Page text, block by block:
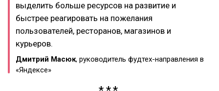
выделить больше ресурсов на развитие и
быстрее реагировать на пожелания
пользователей, ресторанов, магазинов и
курьеров.
Дмитрий Масюк, руководитель фудтех-направления в
«Яндексе»